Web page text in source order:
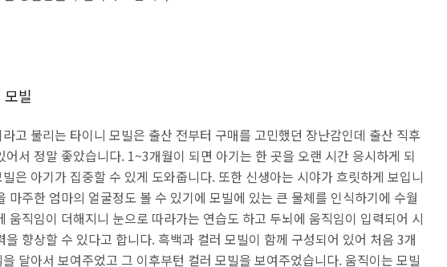
빌
고 불리는 타이니 모빌은 출산 전부터 구매를 고민했던 장난감인데 출산 직후
어서 정말 좋았습니다. 1~3개월이 되면 아기는 한 곳을 오랜 시간 응시하게 되
은 아기가 집중할 수 있게 도와줍니다. 또한 신생아는 시야가 흐릿하게 보입니
마주한 엄마의 얼굴정도 볼 수 있기에 모빌에 있는 큰 물체를 인식하기에 수월
움직임이 더해지니 눈으로 따라가는 연습도 하고 두뇌에 움직임이 입력되어 시
을 향상할 수 있다고 합니다. 흑백과 컬러 모빌이 함께 구성되어 있어 처음 3개
달아서 보여주었고 그 이후부턴 컬러 모빌을 보여주었습니다. 움직이는 모빌